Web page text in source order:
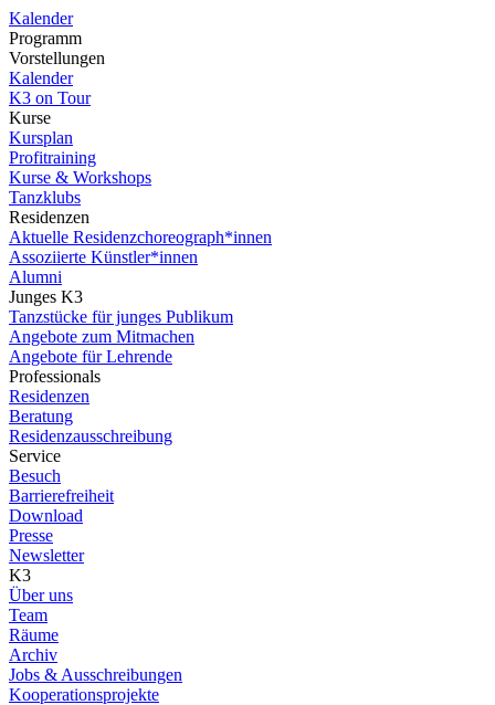
Kalender
Programm
Vorstellungen
Kalender
K3 on Tour
Kurse
Kursplan
Profitraining
Kurse & Workshops
Tanzklubs
Residenzen
Aktuelle Residenzchoreograph*innen
Assoziierte Künstler*innen
Alumni
Junges K3
Tanzstücke für junges Publikum
Angebote zum Mitmachen
Angebote für Lehrende
Professionals
Residenzen
Beratung
Residenzausschreibung
Service
Besuch
Barrierefreiheit
Download
Presse
Newsletter
K3
Über uns
Team
Räume
Archiv
Jobs & Ausschreibungen
Kooperationsprojekte